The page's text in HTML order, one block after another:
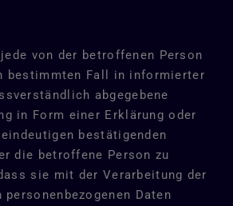
von der betroffenen Person
bestimmten Fall in informierter
abgegebene
in Form einer Erklärung oder
bestätigenden
die betroffene Person zu
sie mit der Verarbeitung der
Daten